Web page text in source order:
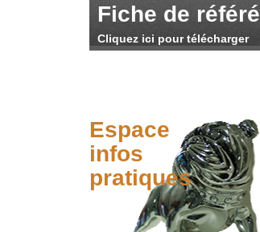
Fiche de référé
Cliquez ici pour télécharger
Espace
infos
pratiques